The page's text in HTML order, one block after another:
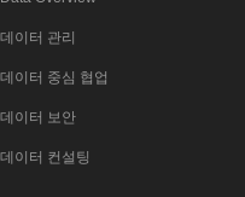
데이터 관리
데이터 중심 협업
데이터 보안
데이터 컨설팅